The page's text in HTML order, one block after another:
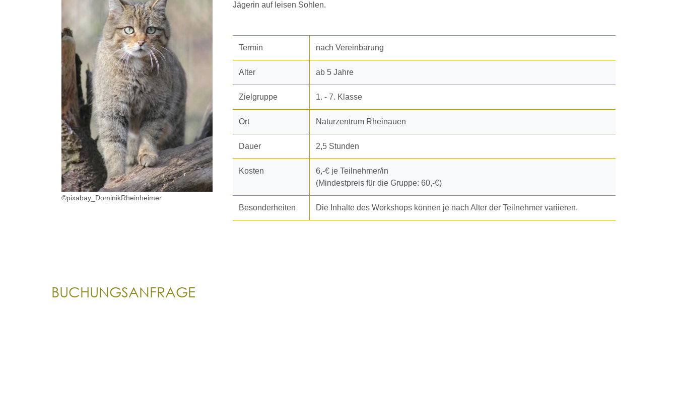
©pixabay_DominikRheinheimer
Jägerin auf leisen Sohlen.
Termin nach Vereinbarung
Alter ab 5 Jahre
Zielgruppe 1. - 7. Klasse
Ort Naturzentrum Rheinauen
Dauer 2,5 Stunden
Kosten
6,-€ je Teilnehmer/in
(Mindestpreis für die Gruppe: 60,-€)
Besonderheiten Die Inhalte des Workshops können je nach Alter der Teilnehmer variieren.
BUCHUNGSANFRAGE